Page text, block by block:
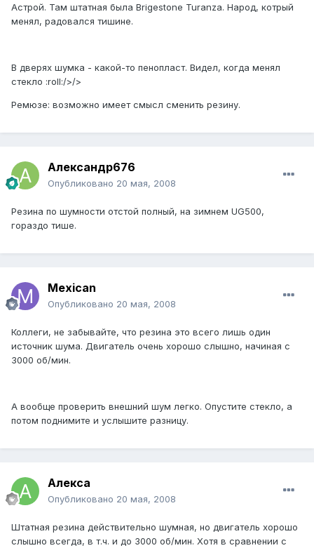
Астрой. Там штатная была Brigestone Turanza. Народ, котрый
менял, радовался тишине.
В дверях шумка - какой-то пенопласт. Видел, когда менял
стекло :roll:/>/>
Ремюзе: возможно имеет смысл сменить резину.
Александр676
Опубликовано 20 мая, 2008
Резина по шумности отстой полный, на зимнем UG500,
гораздо тише.
Mexican
Опубликовано 20 мая, 2008
Коллеги, не забывайте, что резина это всего лишь один
источник шума. Двигатель очень хорошо слышно, начиная с
3000 об/мин.
А вообще проверить внешний шум легко. Опустите стекло, а
потом поднимите и услышите разницу.
Алекса
Опубликовано 20 мая, 2008
Штатная резина действительно шумная, но двигатель хорошо
слышно всегда, в т.ч. и до 3000 об/мин. Хотя в сравнении с